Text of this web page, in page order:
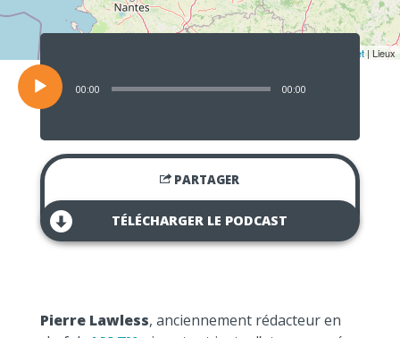
Leaflet | Lieux
Lecteur
audio
00:00 00:00
PARTAGER
TÉLÉCHARGER LE PODCAST
Pierre Lawless, anciennement rédacteur en